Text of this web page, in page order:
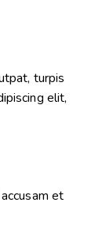
turpis
elit,
et